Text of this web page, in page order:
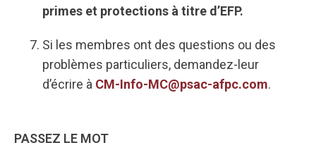
primes et protections à titre d’EFP.
Si les membres ont des questions ou des
problèmes particuliers, demandez-leur
d’écrire à CM-Info-MC@psac-afpc.com.
PASSEZ LE MOT